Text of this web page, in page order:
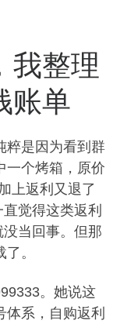
我整理
账单
粹是因为看到群
一个烤箱，原价
上返利又退了
觉得这类返利
当回事。但那
。
。她说这
系，自购返利